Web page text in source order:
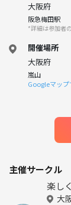
大阪府
阪急梅田駅
*詳細は参加者
開催場所
大阪府
嵐山
Googleマップ
主催サークル
楽し
大